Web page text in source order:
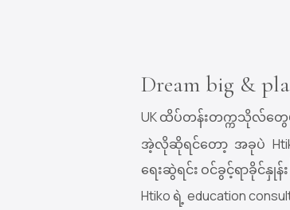
Dream big &
UK ထိပ်တန်းတက္ကသိုလ်တွေ
အဲ့လိုဆိုရင်တော့ အခုပဲ
ရေးဆွဲရင်း ဝင်ခွင့်ရာခိုင်နှုန်း
Htiko ရဲ့ education